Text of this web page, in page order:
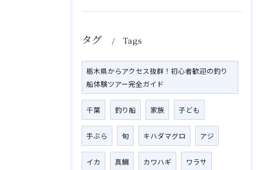
タグ Tags
栃木県からアクセス抜群！初心者歓迎の釣り
船体験ツアー完全ガイド
千葉 釣り船 家族 子ども
手ぶら 旬 キハダマグロ アジ
イカ 真鯛 カワハギ ワラサ